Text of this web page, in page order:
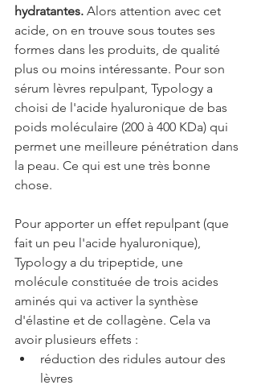
hydratantes. Alors attention avec cet
acide, on en trouve sous toutes ses
formes dans les produits, de qualité
plus ou moins intéressante. Pour son
sérum lèvres repulpant, Typology a
choisi de l'acide hyaluronique de bas
poids moléculaire (200 à 400 KDa) qui
permet une meilleure pénétration dans
la peau. Ce qui est une très bonne
chose.
Pour apporter un effet repulpant (que
fait un peu l'acide hyaluronique),
Typology a du tripeptide, une
molécule constituée de trois acides
aminés qui va activer la synthèse
d'élastine et de collagène. Cela va
avoir plusieurs effets :
réduction des ridules autour des
lèvres